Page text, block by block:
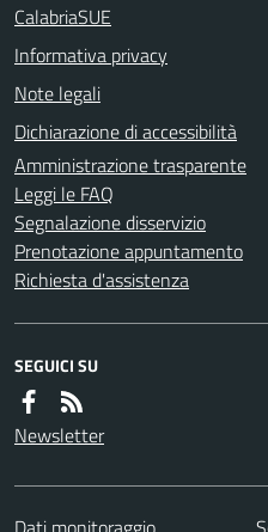
CalabriaSUE
Informativa privacy
Note legali
Dichiarazione di accessibilità
Amministrazione trasparente
Leggi le FAQ
Segnalazione disservizio
Prenotazione appuntamento
Richiesta d'assistenza
SEGUICI SU
Newsletter